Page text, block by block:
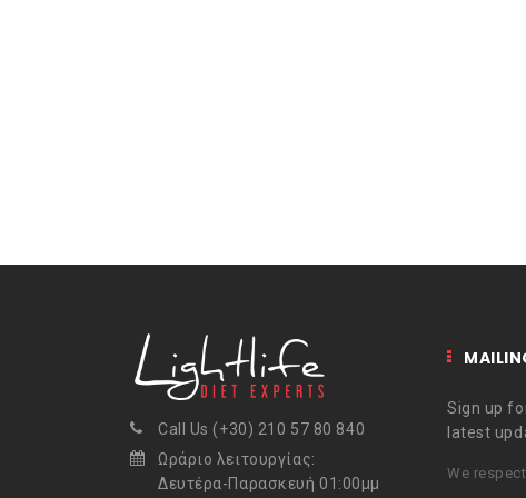
Call Us (+30) 210 57 80 840
Ωράριο λειτουργίας:
Δευτέρα-Παρασκευή 01:00μμ
Sign up
latest
We